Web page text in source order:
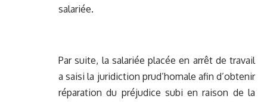
salariée.
Par suite, la salariée placée en arrêt de travail
a saisi la juridiction prud’homale afin d’obtenir
réparation du préjudice subi en raison de la